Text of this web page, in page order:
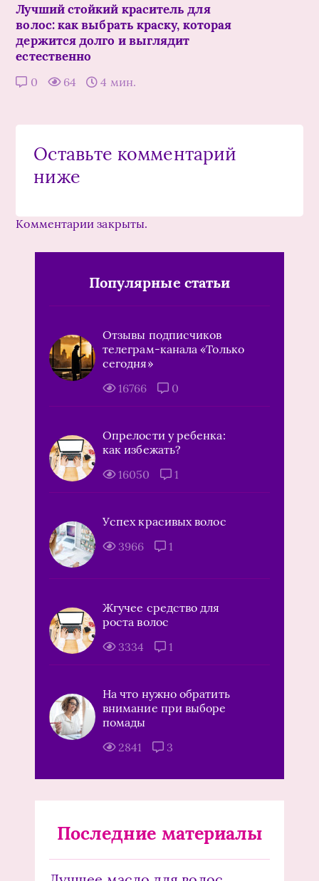
Лучший стойкий краситель для
волос: как выбрать краску, которая
держится долго и выглядит
естественно
0 64 4 мин.
Оставьте комментарий
ниже
Комментарии закрыты.
Популярные статьи
Отзывы подписчиков
телеграм-канала «Только
сегодня»
16766
0
Опрелости у ребенка:
как избежать?
16050
1
Успех красивых волос
3966
1
Жгучее средство для
роста волос
3334
1
На что нужно обратить
внимание при выборе
помады
2841
3
Последние материалы